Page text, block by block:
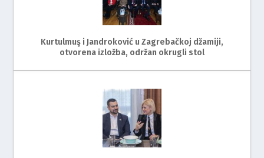
Kurtulmuş i Jandroković u Zagrebačkoj džamiji,
otvorena izložba, održan okrugli stol